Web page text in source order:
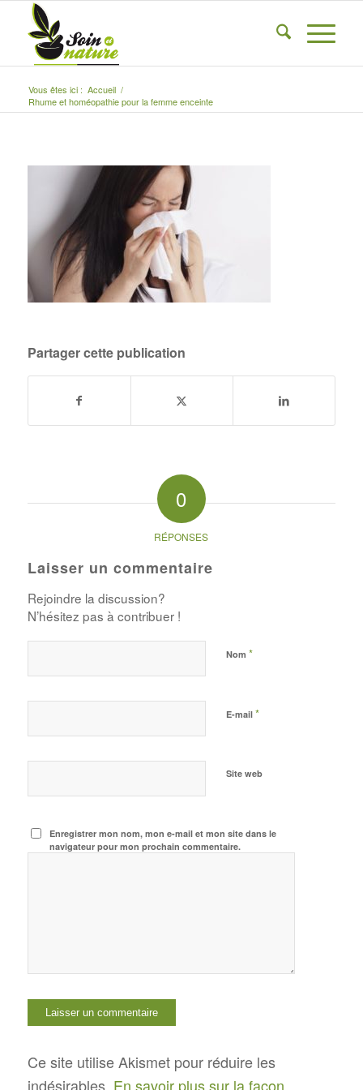
Vous êtes ici : Accueil /
Rhume et homéopathie pour la femme enceinte
Partager cette publication
0
RÉPONSES
Laisser un commentaire
Rejoindre la discussion?
N’hésitez pas à contribuer !
Nom *
E-mail *
Site web
Enregistrer mon nom, mon e-mail et mon site dans le
navigateur pour mon prochain commentaire.
Ce site utilise Akismet pour réduire les
indésirables. En savoir plus sur la façon